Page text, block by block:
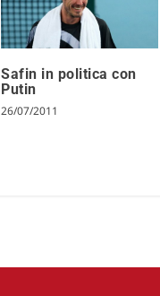
Safin in politica con
Putin
26/07/2011